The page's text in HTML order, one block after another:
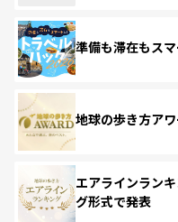
準備も滞在もス
地球の歩き方ア
エアラインラン
グ形式で発表